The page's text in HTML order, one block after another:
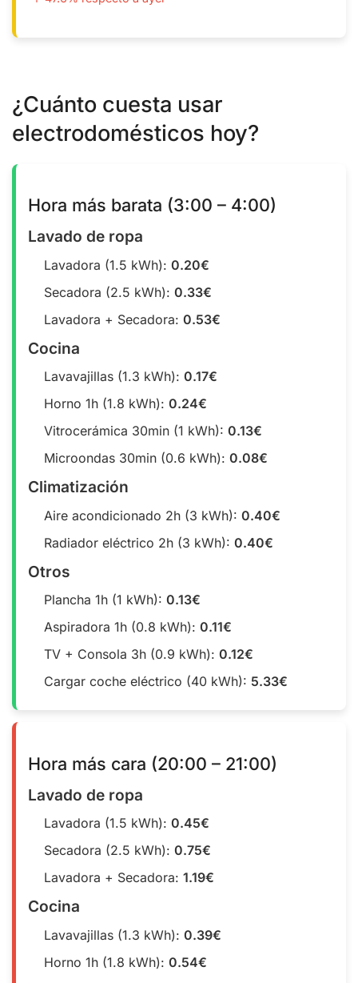
¿Cuánto cuesta usar
electrodomésticos hoy?
Hora más barata (3:00 – 4:00)
Lavado de ropa
Lavadora (1.5 kWh): 0.20€
Secadora (2.5 kWh): 0.33€
Lavadora + Secadora: 0.53€
Cocina
Lavavajillas (1.3 kWh): 0.17€
Horno 1h (1.8 kWh): 0.24€
Vitrocerámica 30min (1 kWh): 0.13€
Microondas 30min (0.6 kWh): 0.08€
Climatización
Aire acondicionado 2h (3 kWh): 0.40€
Radiador eléctrico 2h (3 kWh): 0.40€
Otros
Plancha 1h (1 kWh): 0.13€
Aspiradora 1h (0.8 kWh): 0.11€
TV + Consola 3h (0.9 kWh): 0.12€
Cargar coche eléctrico (40 kWh): 5.33€
Hora más cara (20:00 – 21:00)
Lavado de ropa
Lavadora (1.5 kWh): 0.45€
Secadora (2.5 kWh): 0.75€
Lavadora + Secadora: 1.19€
Cocina
Lavavajillas (1.3 kWh): 0.39€
Horno 1h (1.8 kWh): 0.54€